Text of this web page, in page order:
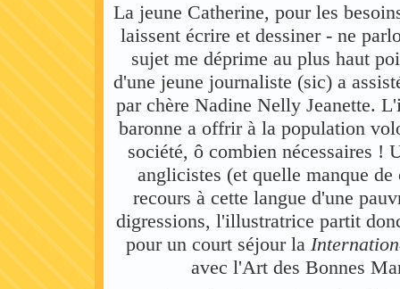
La jeune Catherine, pour les
laissent écrire et dessiner - ne
sujet me déprime au plus haut
d'une jeune journaliste (sic) a
par chère Nadine Nelly Jeanette.
baronne a offrir à la population
société, ô combien nécessaires !
anglicistes (et quelle manque
recours à cette langue d'une
digressions, l'illustratrice partit
pour un court séjour la
avec l'Art des Bonnes